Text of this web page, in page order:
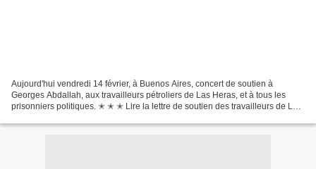
Aujourd'hui vendredi 14 février, à Buenos Aires, concert de soutien à
Georges Abdallah, aux travailleurs pétroliers de Las Heras, et à tous les
prisonniers politiques. ✭ ✭ ✭ Lire la lettre de soutien des travailleurs de Las